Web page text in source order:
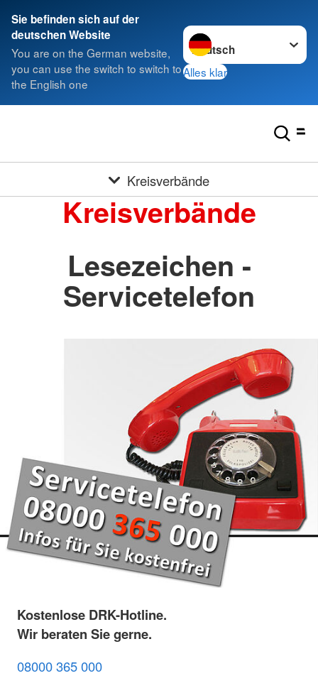
Sie befinden sich auf der
deutschen Website
You are on the German website,
you can use the switch to switch to
the English one
Sprache wechseln zu
Alles klar
Kreisverbände
Kreisverbände
Lesezeichen -
Servicetelefon
Kostenlose DRK-Hotline.
Wir beraten Sie gerne.
08000 365 000